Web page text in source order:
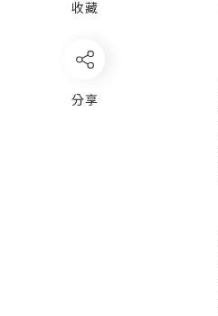
收藏
分享